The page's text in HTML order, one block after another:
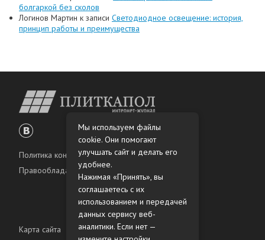
болгаркой без сколов
Логинов Мартин к записи Светодиодное освещение: история,
принцип работы и преимущества
Политика конфиденциальности
Правообладателям
Карта сайта
Мы используем файлы
cookie. Они помогают
улучшать сайт и делать его
удобнее.
Нажимая «Принять», вы
соглашаетесь с их
использованием и передачей
данных сервису веб-
аналитики. Если нет —